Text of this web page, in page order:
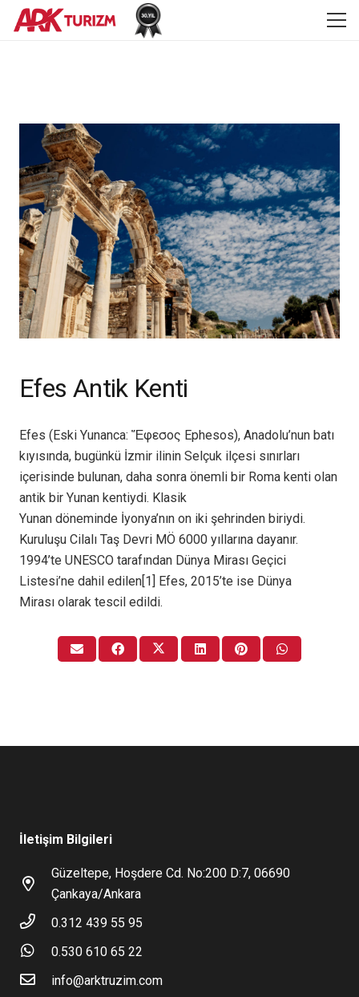
Efes Antik Kenti
Efes (Eski Yunanca: Ἔφεσος Ephesos), Anadolu’nun batı
kıyısında, bugünkü İzmir ilinin Selçuk ilçesi sınırları
içerisinde bulunan, daha sonra önemli bir Roma kenti olan
antik bir Yunan kentiydi. Klasik
Yunan döneminde İyonya’nın on iki şehrinden biriydi.
Kuruluşu Cilalı Taş Devri MÖ 6000 yıllarına dayanır.
1994’te UNESCO tarafından Dünya Mirası Geçici
Listesi’ne dahil edilen[1] Efes, 2015’te ise Dünya
Mirası olarak tescil edildi.
İletişim Bilgileri
Güzeltepe, Hoşdere Cd. No:200 D:7, 06690
Çankaya/Ankara
0.312 439 55 95
0.530 610 65 22
info@arktruzim.com